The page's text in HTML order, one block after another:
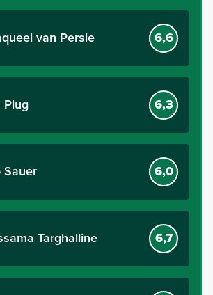
van Persie 6,6
Plug 6,3
Sauer 6,0
Targhalline 6,7